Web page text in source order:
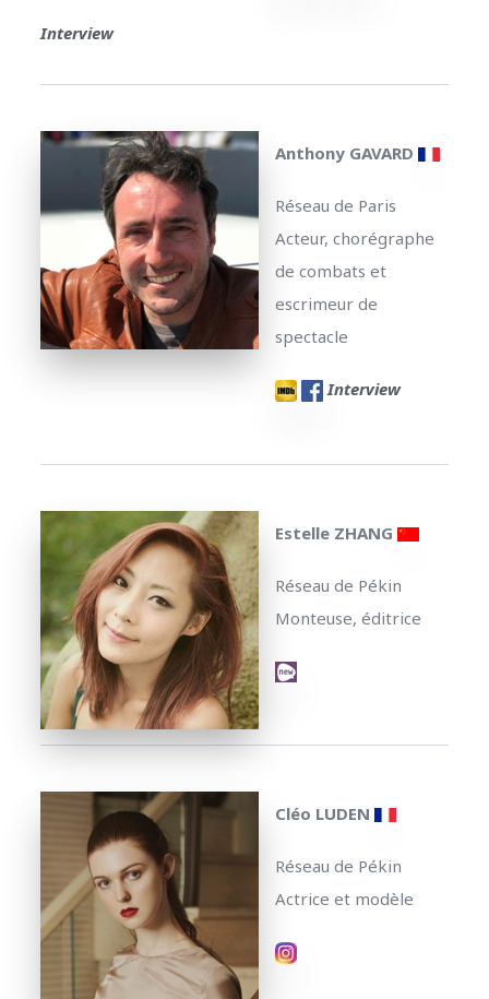
Interview
Anthony GAVARD
Réseau de Paris
Acteur, chorégraphe
de combats et
escrimeur de
spectacle
Interview
Estelle ZHANG
Réseau de Pékin
Monteuse, éditrice
Cléo LUDEN
Réseau de Pékin
Actrice et modèle